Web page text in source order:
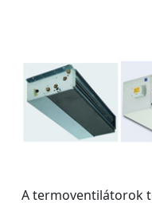
A termoventilátorok